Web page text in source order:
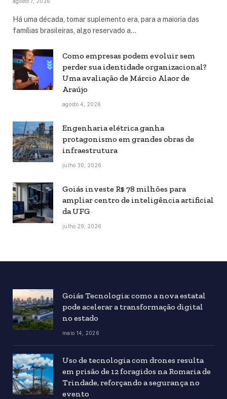
Há uma década, tomar suplemento era, para a maioria das
famílias brasileiras, algo reservado a…
Como empresas podem evoluir sem
perder sua identidade organizacional?
Uma avaliação de Márcio Alaor de
Araújo
agosto 4, 2026
Engenharia elétrica ganha
protagonismo em grandes obras de
infraestrutura
julho 30, 2026
Goiás investe R$ 78 milhões para
ampliar centro de inteligência artificial
da UFG
julho 29, 2026
Goiás Tecnologia: como a nova estatal
pode acelerar a transformação digital
no estado
maio 14, 2026
Uso de tecnologia com drones resulta
em prisão de 12 foragidos na Romaria de
Trindade, reforçando a segurança no
evento